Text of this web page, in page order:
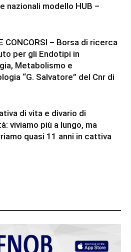
nazionali modello HUB –
CONCORSI – Borsa di ricerca
per gli Endotipi in
Metabolismo e
“G. Salvatore” del Cnr di
di vita e divario di
viviamo più a lungo, ma
quasi 11 anni in cattiva